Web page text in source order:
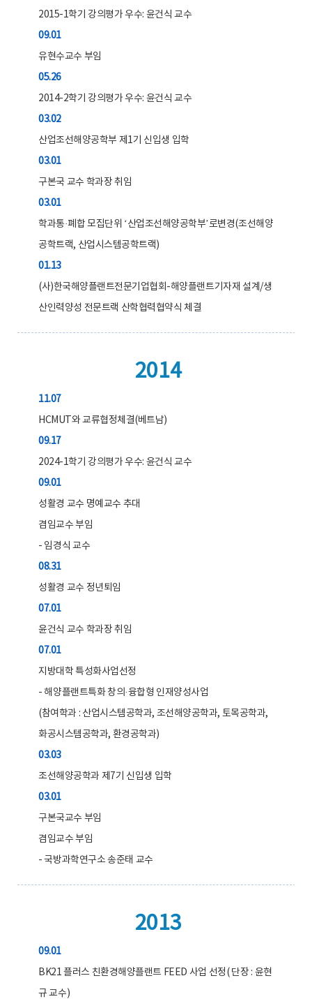
2015-1학기 강의평가 우수: 윤건식 교수
09.01
유현수교수 부임
05.26
2014-2학기 강의평가 우수: 윤건식 교수
03.02
산업조선해양공학부 제1기 신입생 입학
03.01
구본국 교수 학과장 취임
03.01
학과통·폐합 모집단위 ‘산업조선해양공학부’로변경(조선해양
공학트랙, 산업시스템공학트랙)
01.13
(사)한국해양플랜트전문기업협회-해양플랜트기자재 설계/생
산인력양성 전문트랙 산학협력협약식 체결
2014
11.07
HCMUT와 교류협정체결(베트남)
09.17
2024-1학기 강의평가 우수: 윤건식 교수
09.01
성활경 교수 명예교수 추대
겸임교수 부임
- 임경식 교수
08.31
성활경 교수 정년퇴임
07.01
윤건식 교수 학과장 취임
07.01
지방대학 특성화사업선정
- 해양플랜트특화 창의·융합형 인재양성사업
(참여학과 : 산업시스템공학과, 조선해양공학과, 토목공학과,
화공시스템공학과, 환경공학과)
03.03
조선해양공학과 제7기 신입생 입학
03.01
구본국교수 부임
겸임교수 부임
- 국방과학연구소 송준태 교수
2013
09.01
BK21 플러스 친환경해양플랜트 FEED 사업 선정( 단장 : 윤현
규 교수)